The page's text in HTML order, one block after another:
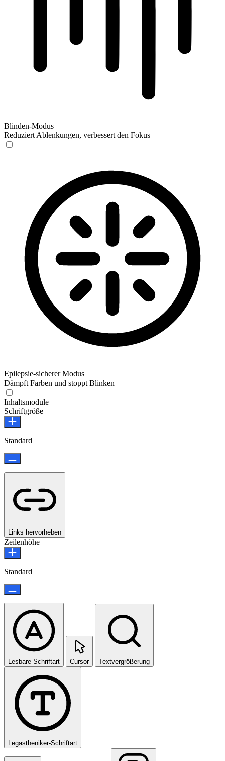
Blinden-Modus
Reduziert Ablenkungen, verbessert den Fokus
Epilepsie-sicherer Modus
Dämpft Farben und stoppt Blinken
Inhaltsmodule
Schriftgröße
Standard
Links hervorheben
Zeilenhöhe
Standard
Lesbare Schriftart Cursor Textvergrößerung
Legastheniker-Schriftart